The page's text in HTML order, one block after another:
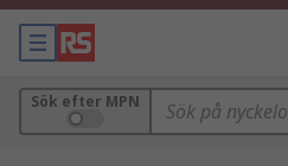
Sök efter MPN